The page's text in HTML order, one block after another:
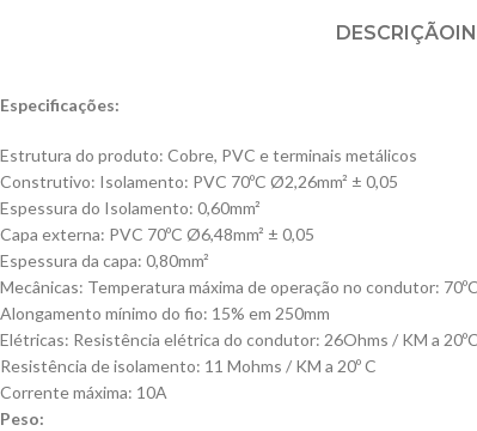
DESCRIÇÃO
Especificações:
Estrutura do produto: Cobre, PVC e terminais metálicos
Construtivo: Isolamento: PVC 70ºC Ø2,26mm² ± 0,05
Espessura do Isolamento: 0,60mm²
Capa externa: PVC 70ºC Ø6,48mm² ± 0,05
Espessura da capa: 0,80mm²
Mecânicas: Temperatura máxima de operação no condutor: 70ºC
Alongamento mínimo do fio: 15% em 250mm
Elétricas: Resistência elétrica do condutor: 26Ohms / KM a
Resistência de isolamento: 11 Mohms / KM a 20º C
Corrente máxima: 10A
Peso: